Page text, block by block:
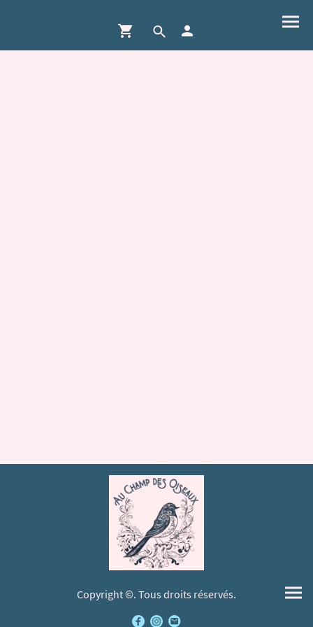
Copyright ©. Tous droits réservés.